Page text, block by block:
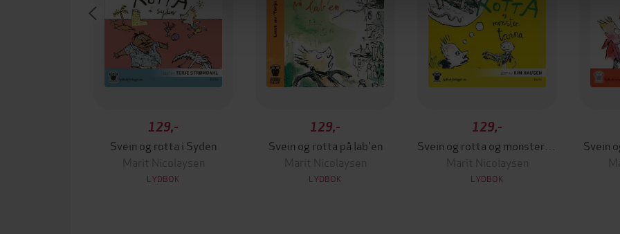
129,-
Svein og rotta i Syden
Marit Nicolaysen
LYDBOK
129,-
Svein og rotta på lab'en
Marit Nicolaysen
LYDBOK
129,-
Marit Nicolaysen
LYDBOK
Svein